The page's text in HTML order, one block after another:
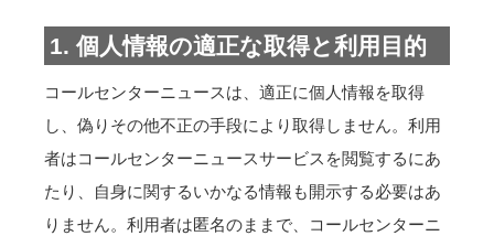
1. 個人情報の適正な取得と利用目的
コールセンターニュースは、適正に個人情報を取得
し、偽りその他不正の手段により取得しません。利用
者はコールセンターニュースサービスを閲覧するにあ
たり、自身に関するいかなる情報も開示する必要はあ
りません。利用者は匿名のままで、コールセンターニ